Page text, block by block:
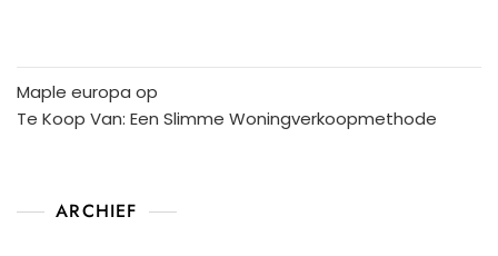
Maple europa op
Te Koop Van: Een Slimme Woningverkoopmethode
ARCHIEF